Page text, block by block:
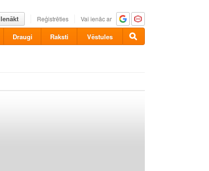
Ienākt Reģistrēties Vai ienāc ar
Draugi Raksti Vēstules